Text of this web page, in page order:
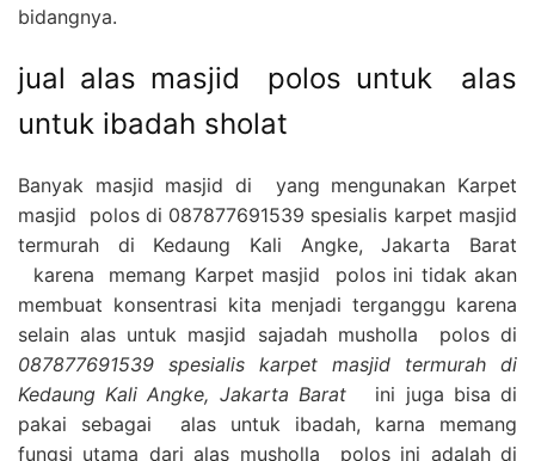
bidangnya.
jual alas masjid polos untuk alas
untuk ibadah sholat
Banyak masjid masjid di yang mengunakan Karpet
masjid polos di 087877691539 spesialis karpet masjid
termurah di Kedaung Kali Angke, Jakarta Barat
karena memang Karpet masjid polos ini tidak akan
membuat konsentrasi kita menjadi terganggu karena
selain alas untuk masjid sajadah musholla polos di
087877691539 spesialis karpet masjid termurah di
Kedaung Kali Angke, Jakarta Barat
ini juga bisa di
pakai sebagai alas untuk ibadah, karna memang
fungsi utama dari alas musholla polos ini adalah di